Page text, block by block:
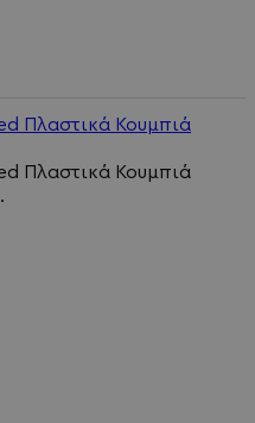
Πλαστικά Κουμπιά
Πλαστικά Κουμπιά